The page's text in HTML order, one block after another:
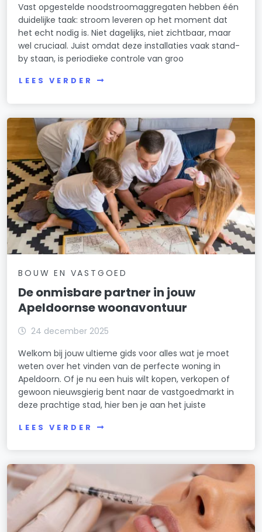
Vast opgestelde noodstroomaggregaten hebben één
duidelijke taak: stroom leveren op het moment dat
het echt nodig is. Niet dagelijks, niet zichtbaar, maar
wel cruciaal. Juist omdat deze installaties vaak stand-
by staan, is periodieke controle van groo
LEES VERDER
BOUW EN VASTGOED
De onmisbare partner in jouw
Apeldoornse woonavontuur
24 december 2025
Welkom bij jouw ultieme gids voor alles wat je moet
weten over het vinden van de perfecte woning in
Apeldoorn. Of je nu een huis wilt kopen, verkopen of
gewoon nieuwsgierig bent naar de vastgoedmarkt in
deze prachtige stad, hier ben je aan het juiste
LEES VERDER